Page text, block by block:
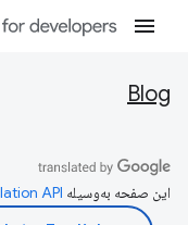
Blog
این صفحه به‌وسیله